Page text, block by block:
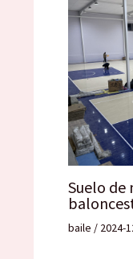
Suelo de
baile / 2024-